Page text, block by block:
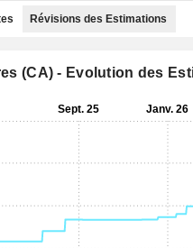
Révisions des Estimations
(CA) - Evolution des